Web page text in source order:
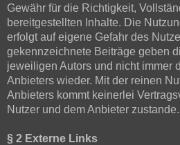
Gewähr für die Richtigkeit,
bereitgestellten Inhalte. Die
erfolgt auf eigene Gefahr des
gekennzeichnete Beiträge geben
jeweiligen Autors und nicht immer
Anbieters wieder. Mit der reinen
Anbieters kommt keinerlei
Nutzer und dem Anbieter zustande.
§ 2 Externe Links